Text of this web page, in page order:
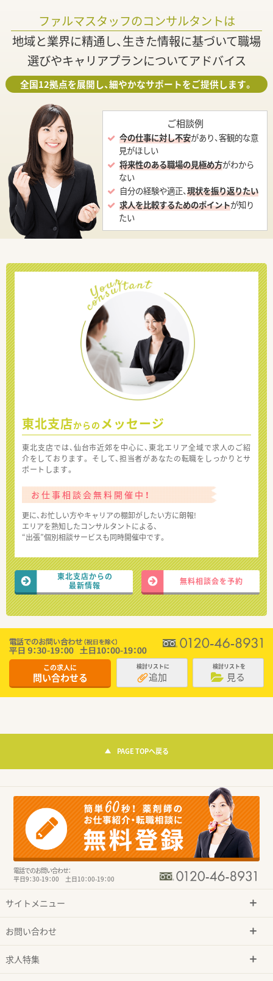
ファルマスタッフのコンサルタントは
地域と業界に精通し、生きた情報に基づいて職場
選びやキャリアプランについてアドバイス
全国12拠点を展開し、細やかなサポートをご提供します。
ご相談例
今の仕事に対し不安があり、客観的な意
見がほしい
将来性のある職場の見極め方がわから
ない
自分の経験や適正、現状を振り返りたい
求人を比較するためのポイントが知り
たい
東北支店からの メッセージ
東北支店では、仙台市近郊を中心に、東北エリア全域で求人のご紹
介をしております。 そして、担当者があなたの転職をしっかりとサ
ポートします。
お仕事相談会無料開催中！
更に、お忙しい方やキャリアの棚卸がしたい方に朗報!
エリアを熟知したコンサルタントによる、
“出張”個別相談サービスも同時開催中です。
東北支店からの
最新情報
無料相談会を予約
この求人に
問い合わせる
検討リストに
追加
検討リストを
見る
PAGE TOPへ戻る
電話でのお問い合わせ：
平日9：30-19：00 土日10：00-19：00
サイトメニュー
お問い合わせ
求人特集